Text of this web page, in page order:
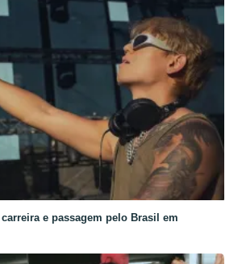
e passagem pelo Brasil em